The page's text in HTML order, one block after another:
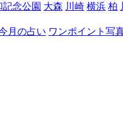
記念公園 大森 川崎 横浜 柏
月の占い ワンポイント写